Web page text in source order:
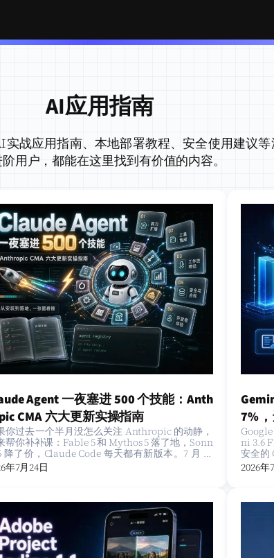
AI应用指南
战应用指南、本地部署教程、安全使用建议
用户，都能在这里找到有价值的内容。
Agent 一夜塞进 500 个技能：Anth
CMA 六大更新实操指南
你过去一个半月没怎么关注 Anthropic 的动静，
帮你补补课：Fable 5 和 Mythos 5 落了地，Sonn
降了价，Claude Code 每天都有新版本。7 月 22
年7月24日
7%
接？
ni 3.6
安全的
2026年